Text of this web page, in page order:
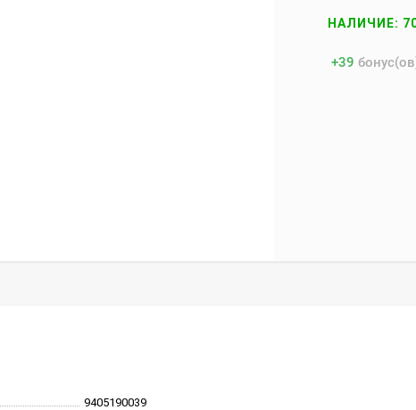
НАЛИЧИЕ:
+39
9405190039